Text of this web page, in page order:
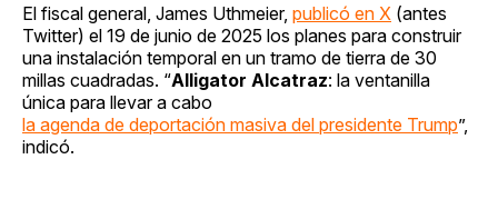
El fiscal general, James Uthmeier, publicó en X (antes
Twitter) el 19 de junio de 2025 los planes para construir
una instalación temporal en un tramo de tierra de 30
millas cuadradas. “Alligator Alcatraz: la ventanilla
única para llevar a cabo
la agenda de deportación masiva del presidente Trump”,
indicó.